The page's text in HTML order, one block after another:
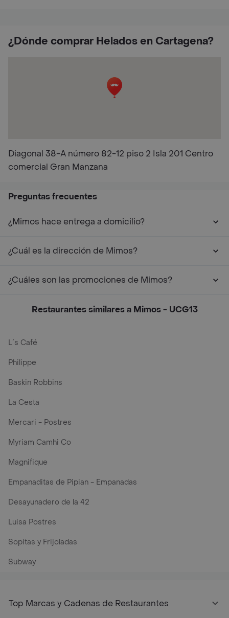
¿Dónde comprar Helados en Cartagena?
Diagonal 38-A número 82-12 piso 2 Isla 201 Centro
comercial Gran Manzana
Preguntas frecuentes
¿Mimos hace entrega a domicilio?
¿Cuál es la dirección de Mimos?
¿Cuáles son las promociones de Mimos?
Restaurantes similares a Mimos - UCG13
L´s Café
Philippe
Baskin Robbins
La Cesta
Mercari - Postres
Myriam Camhi Co
Magnifique
Empanaditas de Pipian - Empanadas
Desayunadero de la 42
Luisa Postres
Sopitas y Frijoladas
Subway
Top Marcas y Cadenas de Restaurantes